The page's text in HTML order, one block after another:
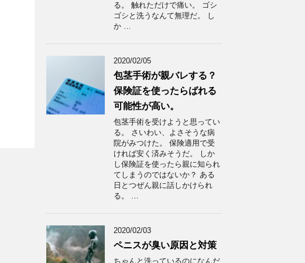
る。 触れただけで痛い。 ゴシ
ゴシと洗うなんて無理だ。 し
か …
2020/02/05
包茎手術が親バレする？
保険証を使ったらばれる
可能性が高い。
包茎手術を受けようと思ってい
る。 さいわい、よさそうな病
院がみつけた。 保険適用で受
ければ安く済みそうだ。 しか
し保険証を使ったら親に知られ
てしまうのではないか？ ある
日とつぜん親に話しかけられ
る。 …
2020/02/03
ペニスが臭い原因と対策
ちゃんと洗っているのになんだ